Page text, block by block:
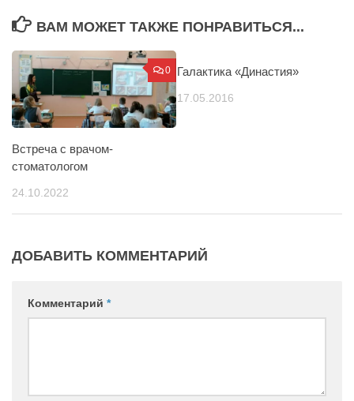
ВАМ МОЖЕТ ТАКЖЕ ПОНРАВИТЬСЯ...
0
Встреча с врачом-
стоматологом
24.10.2022
Галактика «Династия»
17.05.2016
ДОБАВИТЬ КОММЕНТАРИЙ
Комментарий *